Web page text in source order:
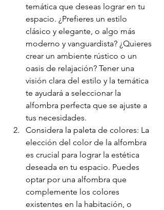
temática que deseas lograr en tu
espacio. ¿Prefieres un estilo
clásico y elegante, o algo más
moderno y vanguardista? ¿Quieres
crear un ambiente rústico o un
oasis de relajación? Tener una
visión clara del estilo y la temática
te ayudará a seleccionar la
alfombra perfecta que se ajuste a
tus necesidades.
Considera la paleta de colores: La
elección del color de la alfombra
es crucial para lograr la estética
deseada en tu espacio. Puedes
optar por una alfombra que
complemente los colores
existentes en la habitación, o